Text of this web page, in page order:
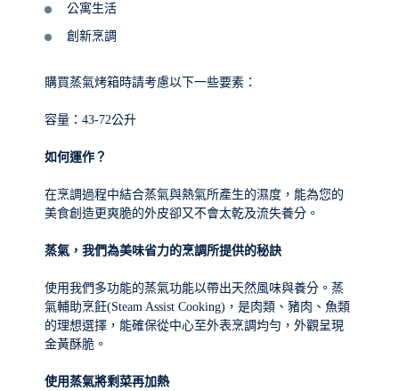
公寓生活
創新烹調
購買蒸氣烤箱時請考慮以下一些要素：
容量：43-72公升
如何運作？
在烹調過程中結合蒸氣與熱氣所產生的濕度，能為您的
美食創造更爽脆的外皮卻又不會太乾及流失養分。
蒸氣，我們為美味省力的烹調所提供的秘訣
使用我們多功能的蒸氣功能以帶出天然風味與養分。蒸
氣輔助烹飪(Steam Assist Cooking)，是肉類、豬肉、魚類
的理想選擇，能確保從中心至外表烹調均勻，外觀呈現
金黃酥脆。
使用蒸氣將剩菜再加熱